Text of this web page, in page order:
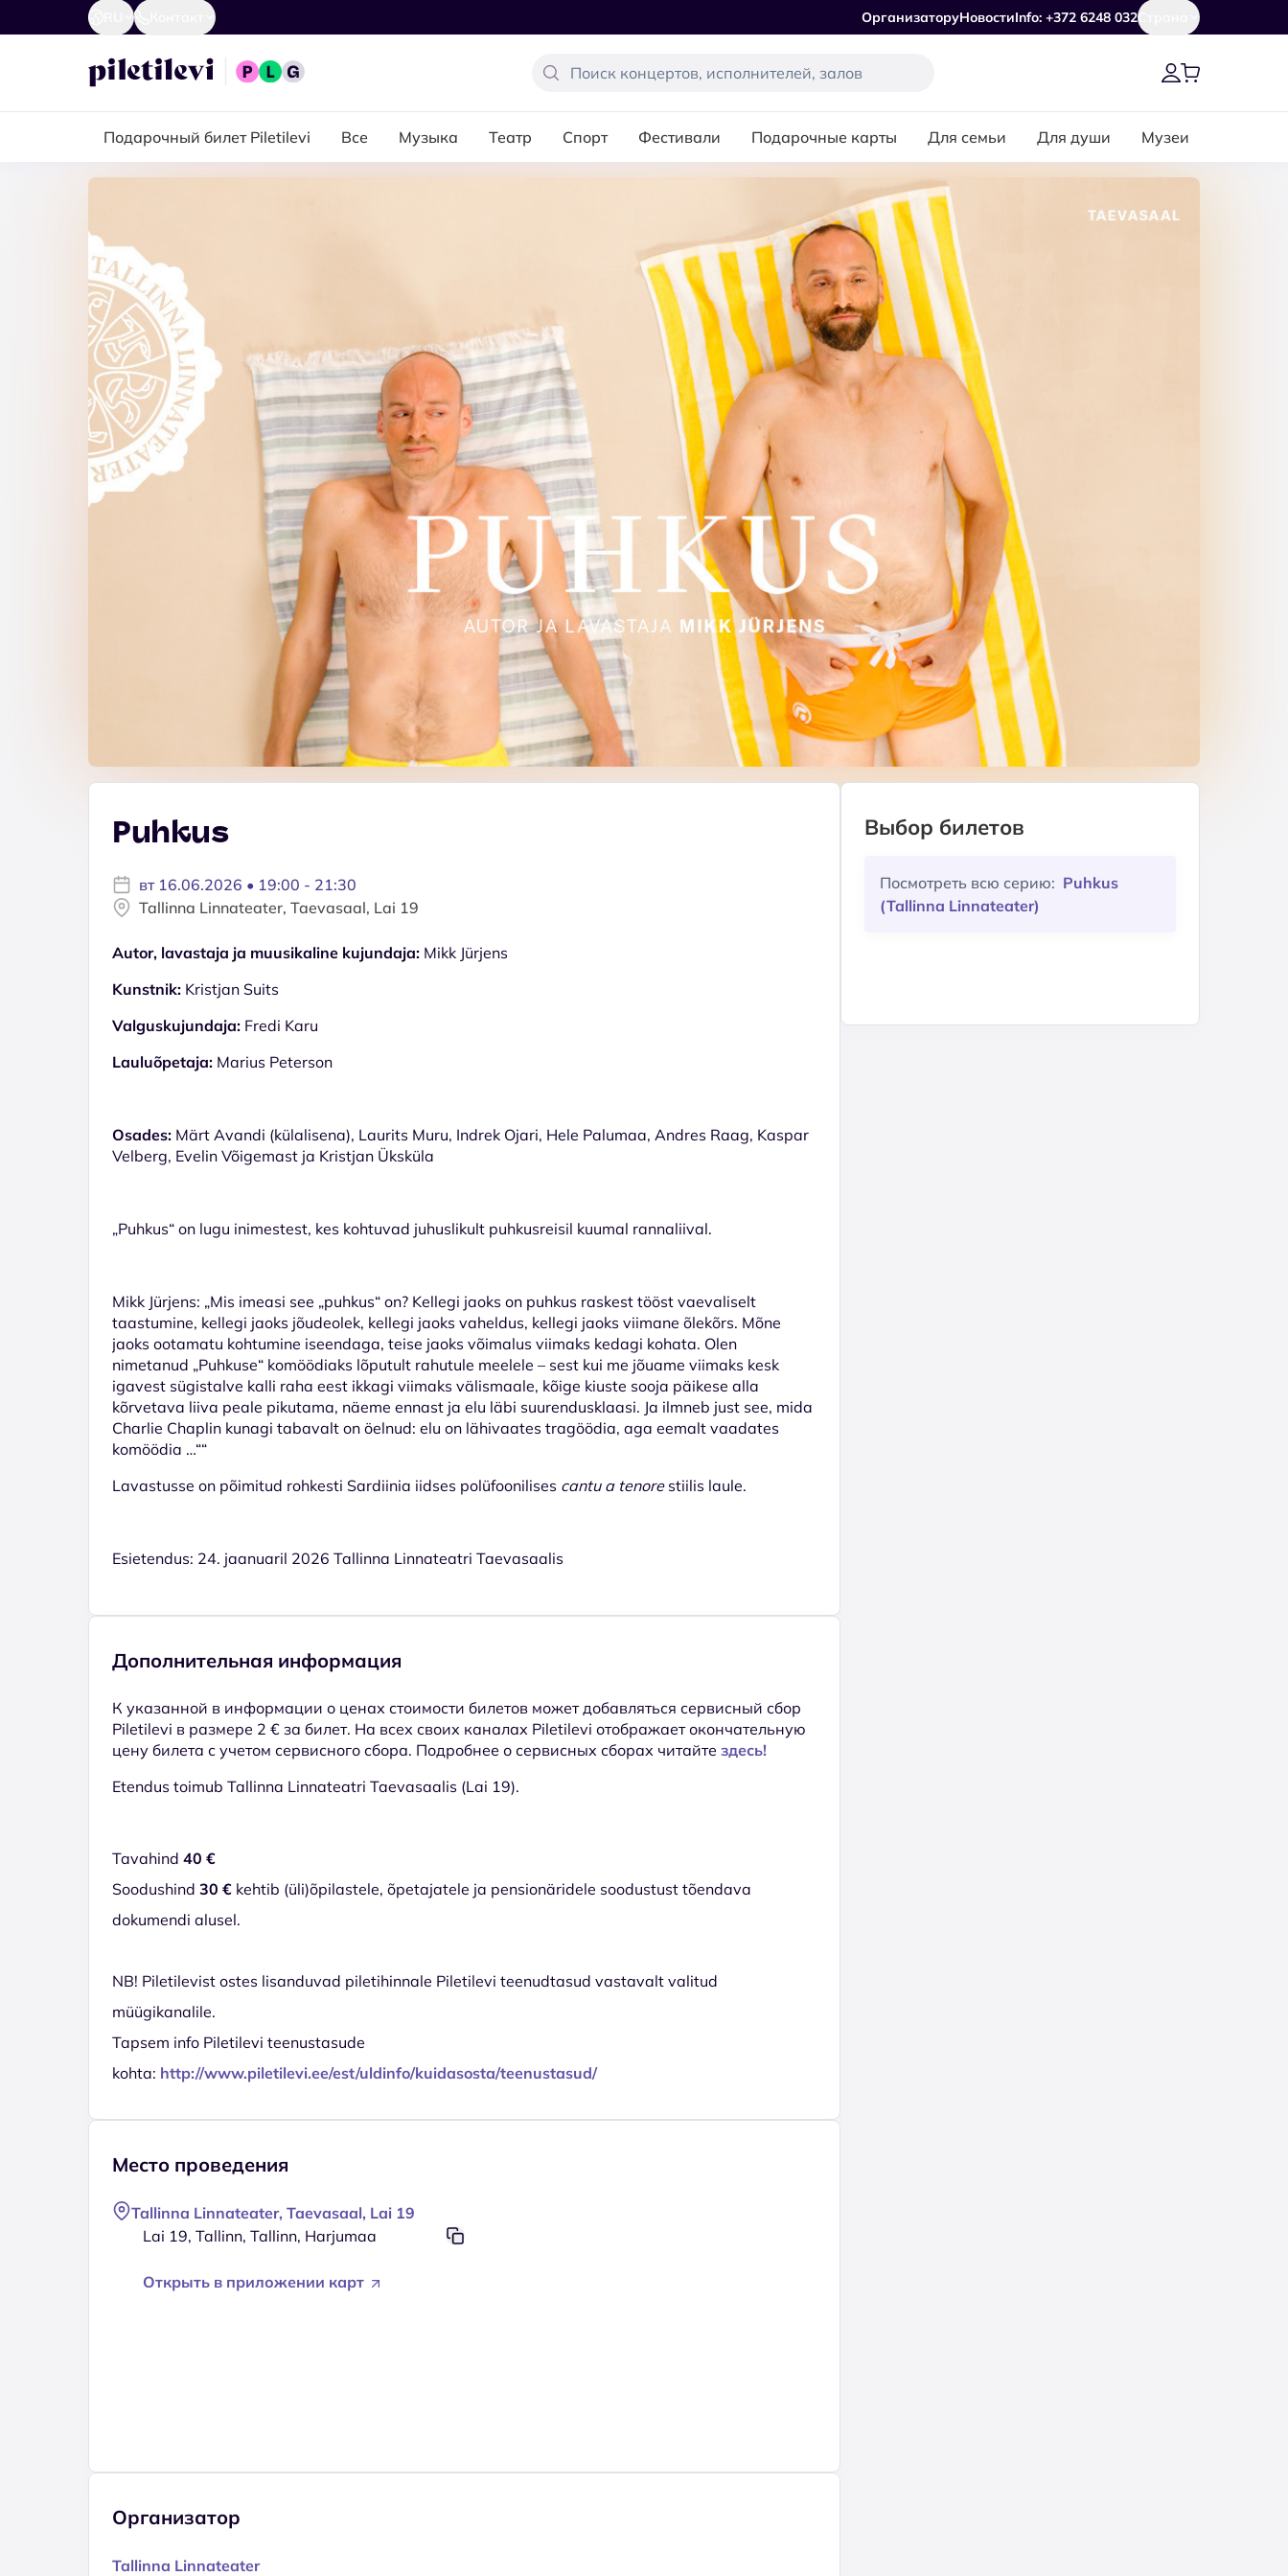
ОрганизаторуНовостиInfo: +372 6248 032Страна
Подарочный билет Piletilevi Все Музыка Театр Спорт Фестивали Подарочные карты Для семьи Для души Музеи
Puhkus
вт 16.06.2026 • 19:00 - 21:30
Tallinna Linnateater, Taevasaal, Lai 19
Autor, lavastaja ja muusikaline kujundaja: Mikk Jürjens
Kunstnik: Kristjan Suits
Valguskujundaja: Fredi Karu
Lauluõpetaja: Marius Peterson
Osades: Märt Avandi (külalisena), Laurits Muru, Indrek Ojari, Hele Palumaa, Andres Raag, Kaspar
Velberg, Evelin Võigemast ja Kristjan Üksküla
„Puhkus“ on lugu inimestest, kes kohtuvad juhuslikult puhkusreisil kuumal rannaliival.
Mikk Jürjens: „Mis imeasi see „puhkus“ on? Kellegi jaoks on puhkus raskest tööst vaevaliselt
taastumine, kellegi jaoks jõudeolek, kellegi jaoks vaheldus, kellegi jaoks viimane õlekõrs. Mõne
jaoks ootamatu kohtumine iseendaga, teise jaoks võimalus viimaks kedagi kohata. Olen
nimetanud „Puhkuse“ komöödiaks lõputult rahutule meelele – sest kui me jõuame viimaks kesk
igavest sügistalve kalli raha eest ikkagi viimaks välismaale, kõige kiuste sooja päikese alla
kõrvetava liiva peale pikutama, näeme ennast ja elu läbi suurendusklaasi. Ja ilmneb just see, mida
Charlie Chaplin kunagi tabavalt on öelnud: elu on lähivaates tragöödia, aga eemalt vaadates
komöödia …““
Lavastusse on põimitud rohkesti Sardiinia iidses polüfoonilises cantu a tenorestiilis laule.
Esietendus: 24. jaanuaril 2026 Tallinna Linnateatri Taevasaalis
Дополнительная информация
К указанной в информации о ценах стоимости билетов может добавляться сервисный сбор
Piletilevi в размере 2 € за билет. На всех своих каналах Piletilevi отображает окончательную
цену билета с учетом сервисного сбора. Подробнее о сервисных сборах читайте здесь!
Etendus toimub Tallinna Linnateatri Taevasaalis (Lai 19).
Tavahind 40 €
Soodushind 30 € kehtib (üli)õpilastele, õpetajatele ja pensionäridele soodustust tõendava
dokumendi alusel.
NB! Piletilevist ostes lisanduvad piletihinnale Piletilevi teenudtasud vastavalt valitud
müügikanalile.
Tapsem info Piletilevi teenustasude
kohta: http://www.piletilevi.ee/est/uldinfo/kuidasosta/teenustasud/
Место проведения
Tallinna Linnateater, Taevasaal, Lai 19
Lai 19, Tallinn, Tallinn, Harjumaa
Открыть в приложении карт
Организатор
Tallinna Linnateater
Выбор билетов
Посмотреть всю серию: Puhkus
(Tallinna Linnateater)